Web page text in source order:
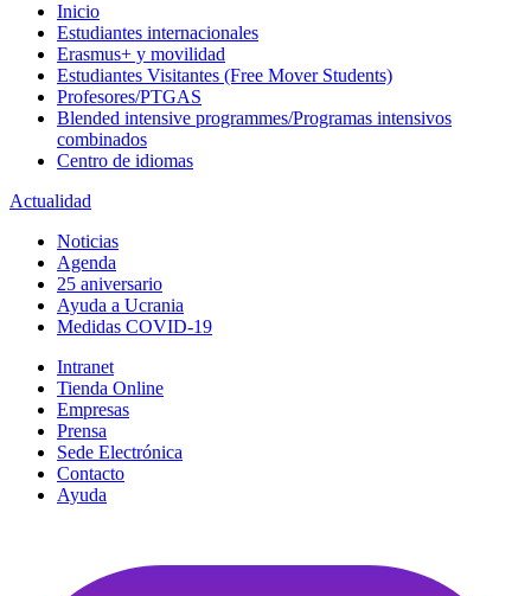
Inicio
Estudiantes internacionales
Erasmus+ y movilidad
Estudiantes Visitantes (Free Mover Students)
Profesores/PTGAS
Blended intensive programmes/Programas intensivos
combinados
Centro de idiomas
Actualidad
Noticias
Agenda
25 aniversario
Ayuda a Ucrania
Medidas COVID-19
Intranet
Tienda Online
Empresas
Prensa
Sede Electrónica
Contacto
Ayuda